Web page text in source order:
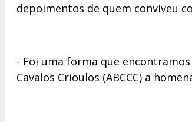
depoimentos de quem conviveu
- Foi uma forma que
Cavalos Crioulos (ABCCC) a